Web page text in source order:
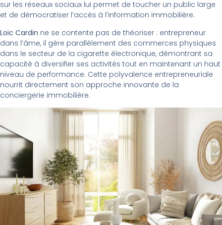
sur les réseaux sociaux lui permet de toucher un public large
et de démocratiser l’accès à l’information immobilière.
Loïc Cardin ne se contente pas de théoriser : entrepreneur
dans l’âme, il gère parallèlement des commerces physiques
dans le secteur de la cigarette électronique, démontrant sa
capacité à diversifier ses activités tout en maintenant un haut
niveau de performance. Cette polyvalence entrepreneuriale
nourrit directement son approche innovante de la
conciergerie immobilière.